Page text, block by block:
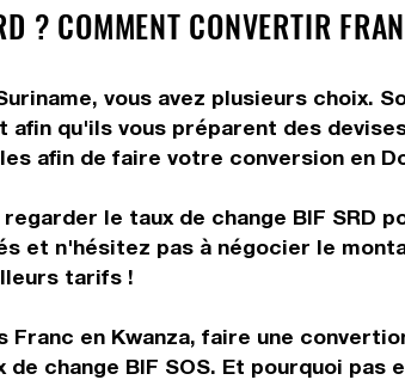
? COMMENT CONVERTIR
vous avez plusieurs choix.
afin qu'ils vous préparent des
afin de faire votre conversion en
le taux de change BIF SRD
et n'hésitez pas à négocier le
tarifs !
Franc en Kwanza, faire une
change BIF SOS. Et pourquoi